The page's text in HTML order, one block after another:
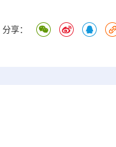
分享：